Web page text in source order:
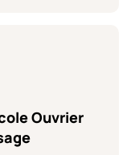
Ouvrier